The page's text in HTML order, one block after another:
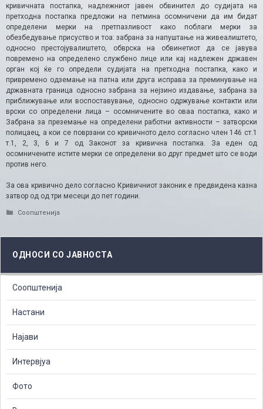
кривичната постапка, надлежниот јавен обвинител до судијата на
претходна постапка предложи на петмина осомничени да им бидат
определени мерки на претпазливост како поблаги мерки за
обезбедување присуство и тоа: забрана за напуштање на живеалиштето,
односно престојувалиштето, обврска на обвинетиот да се јавува
повремено на определено службено лице или кај надлежен државен
орган кој ќе го определи судијата на претходна постапка, како и
привремено одземање на патна или друга исправа за преминување на
државната граница односно забрана за нејзино издавање, забрана за
приближување или воспоставување, односно одржување контакти или
врски со определени лица – осомничените во оваа постапка, како и
Забрана за преземање на определени работни активности – затворски
полицаец, а кои се поврзани со кривичното дело согласно член 146 ст.1
т.1, 2, 3, 6 и 7 од Законот за кривична постапка. За еден од
осомничените истите мерки се определени во друг предмет што се води
против него.
За ова кривично дело согласно Кривичниот законик е предвидена казна
затвор од од три месеци до пет години.
Categories
Соопштенија
ОДНОСИ СО ЈАВНОСТА
Соопштенија
Настани
Најави
Интервјуа
Фото